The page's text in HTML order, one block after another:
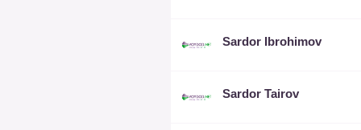
Sardor Ibrohimov
Sardor Tairov